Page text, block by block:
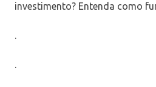
investimento? Entenda como
.
.